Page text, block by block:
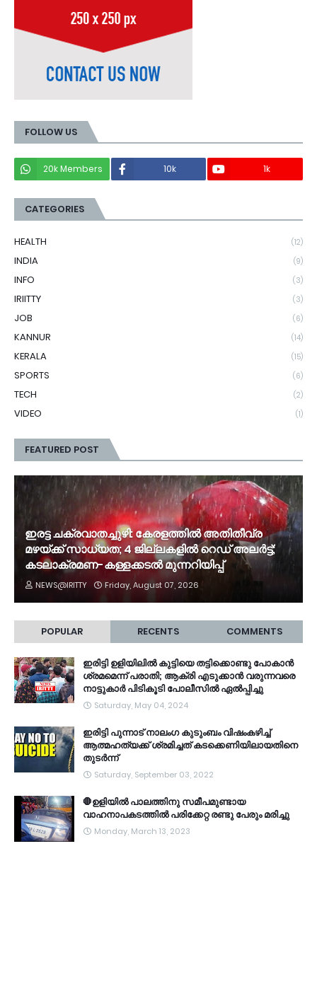
FOLLOW US
20k Members 10k 1k
CATEGORIES
HEALTH (12)
INDIA (9)
INFO (3)
IRIITTY (3)
JOB (6)
KANNUR (14)
KERALA (15)
SPORTS (6)
TECH (2)
VIDEO (1)
FEATURED POST
ഇരട്ട ചക്രവാതച്ചുഴി: കേരളത്തിൽ അതിതീവ്ര
മഴയ്ക്ക് സാധ്യത; 4 ജില്ലകളിൽ റെഡ് അലർട്ട്;
കടലാക്രമണ-കള്ളക്കടൽ മുന്നറിയിപ്പ്
NEWS@IRITTY Friday, August 07, 2026
POPULAR RECENTS COMMENTS
ഇരിട്ടി ഉളിയിലിൽ കുട്ടിയെ തട്ടിക്കൊണ്ടു പോകാൻ
ശ്രമമെന്ന് പരാതി; ആക്രി എടുക്കാൻ വരുന്നവരെ
നാട്ടുകാർ പിടികൂടി പോലീസിൽ ഏൽപ്പിച്ചു
Saturday, May 04, 2024
ഇരിട്ടി പുന്നാട് നാലംഗ കുടുംബം വിഷംകഴിച്ച്‌
ആത്മഹത്യക്ക് ശ്രമിച്ചത് കടക്കെണിയിലായതിനെ
തുടർന്ന്
Saturday, September 03, 2022
🛑ഉളിയിൽ പാലത്തിനു സമീപമുണ്ടായ
വാഹനാപകടത്തിൽ പരിക്കേറ്റ രണ്ടു പേരും മരിച്ചു
Monday, March 13, 2023